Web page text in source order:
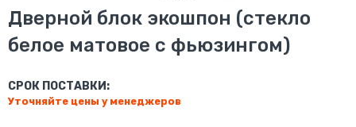
Перейти
к
началу
Дверной блок экошпон (стекло
белое матовое с фьюзингом)
СРОК ПОСТАВКИ:
Уточняйте цены у менеджеров